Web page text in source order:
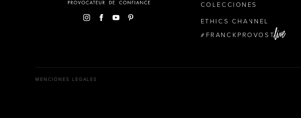
COLECCIONES
ETHICS CHANNEL
FRANCKPROVOST
MENCIONES LEGALES